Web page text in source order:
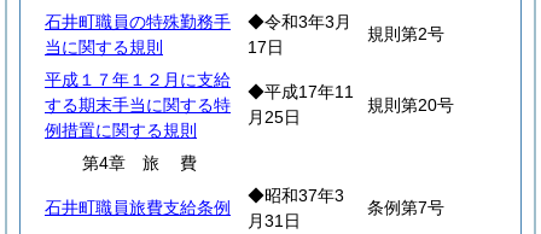
石井町職員の特殊勤務手
当に関する規則
◆令和3年3月
17日
規則第2号
平成１７年１２月に支給
する期末手当に関する特
例措置に関する規則
◆平成17年11
月25日
規則第20号
第4章 旅費
石井町職員旅費支給条例
◆昭和37年3
月31日
条例第7号